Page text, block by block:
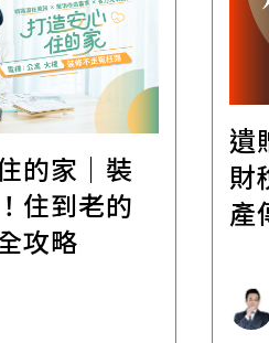
的家｜裝
住到老的
攻略
遺
財
產